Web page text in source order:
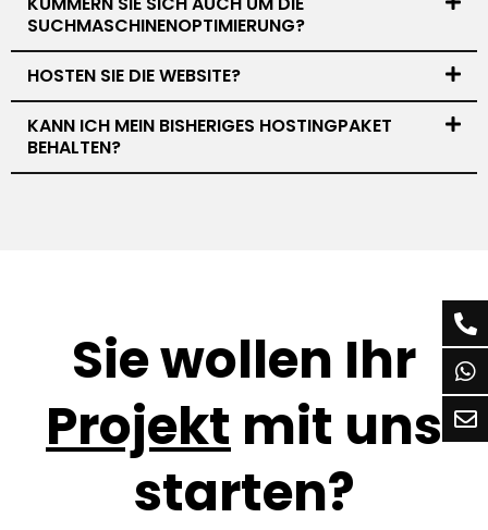
SUCHMASCHINENOPTIMIERUNG?
HOSTEN SIE DIE WEBSITE?
KANN ICH MEIN BISHERIGES HOSTINGPAKET
BEHALTEN?
Sie wollen Ihr
Projekt mit uns
starten?